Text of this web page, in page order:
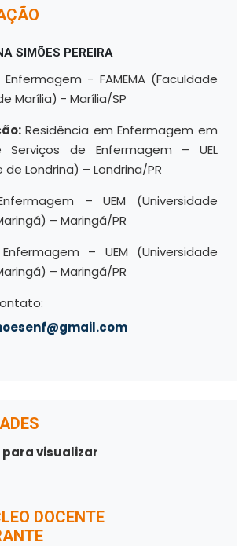
SIMÕES PEREIRA
Enfermagem - FAMEMA (Faculdade
Marília) - Marília/SP
Residência em Enfermagem em
Serviços de Enfermagem – UEL
de Londrina) – Londrina/PR
– UEM (Universidade
– Maringá/PR
– UEM (Universidade
– Maringá/PR
visualizar
DOCENTE